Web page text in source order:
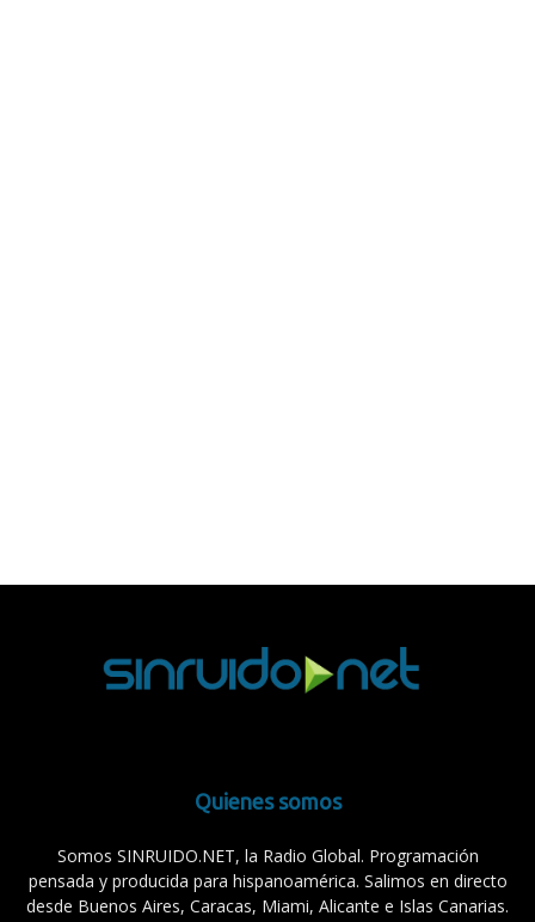
Quienes somos
Somos SINRUIDO.NET, la Radio Global. Programación
pensada y producida para hispanoamérica. Salimos en directo
desde Buenos Aires, Caracas, Miami, Alicante e Islas Canarias.